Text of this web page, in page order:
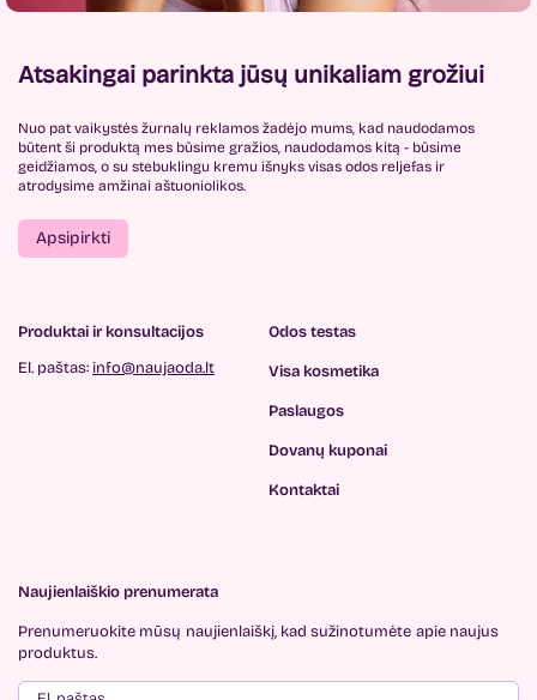
Atsakingai parinkta jūsų unikaliam grožiui
Nuo pat vaikystės žurnalų reklamos žadėjo mums, kad naudodamos
būtent ši produktą mes būsime gražios, naudodamos kitą - būsime
geidžiamos, o su stebuklingu kremu išnyks visas odos reljefas ir
atrodysime amžinai aštuoniolikos.
Apsipirkti
Produktai ir konsultacijos
El. paštas: info@naujaoda.lt
Odos testas
Visa kosmetika
Paslaugos
Dovanų kuponai
Kontaktai
Naujienlaiškio prenumerata
Prenumeruokite mūsų naujienlaiškį, kad sužinotumėte apie naujus
produktus.